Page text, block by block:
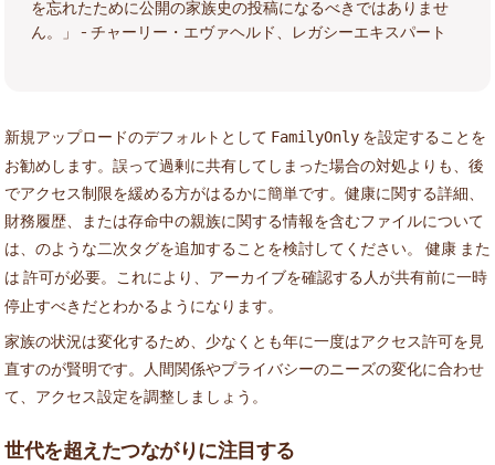
を忘れたために公開の家族史の投稿になるべきではありませ
ん。」 - チャーリー・エヴァヘルド、レガシーエキスパート
新規アップロードのデフォルトとして FamilyOnly を設定することを
お勧めします。誤って過剰に共有してしまった場合の対処よりも、後
でアクセス制限を緩める方がはるかに簡単です。健康に関する詳細、
財務履歴、または存命中の親族に関する情報を含むファイルについて
は、のような二次タグを追加することを検討してください。 健康 また
は 許可が必要。これにより、アーカイブを確認する人が共有前に一時
停止すべきだとわかるようになります。
家族の状況は変化するため、少なくとも年に一度はアクセス許可を見
直すのが賢明です。人間関係やプライバシーのニーズの変化に合わせ
て、アクセス設定を調整しましょう。
世代を超えたつながりに注目する